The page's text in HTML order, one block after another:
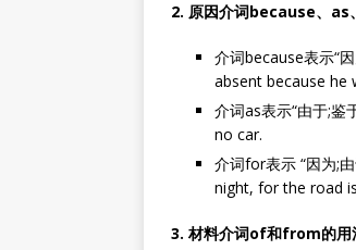
2. 原因介词because、as
介词because表示“
absent because he
介词as表示“由于;
no car.
介词for表示 “因为;
night, for the road
3. 材料介词of和from的用